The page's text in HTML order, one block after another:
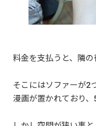
料金を支払うと、隣の
そこにはソファーが2
漫画が置かれており、